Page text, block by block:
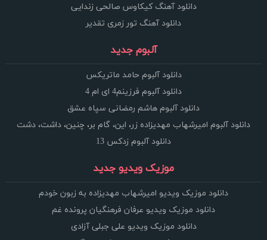
دانلود آهنگ کیکاوس صالحی زندایی
دانلود آهنگ تور زمری تقدیر
آلبوم جدید
دانلود آلبوم حامد ماتریکس
دانلود آلبوم فرزینم4 ای ام 4
دانلود آلبوم هاشم رمضانی سپاه عشق
دانلود آلبوم امیرشهاب مهدیزاده زر، این، گام بر، چنین، داشت، دشت
دانلود آلبوم زدکس 13
موزیک ویدیو جدید
دانلود موزیک ویدیو امیرشهاب مهدیزاده به زبون خودم
دانلود موزیک ویدیو عرفان فرهنگیان پرونده غم
دانلود موزیک ویدیو علی جبلی آزادی